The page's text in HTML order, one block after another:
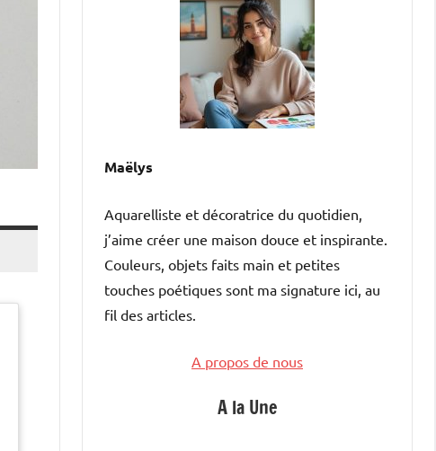
Maëlys
Aquarelliste et décoratrice du quotidien,
j’aime créer une maison douce et inspirante.
Couleurs, objets faits main et petites
touches poétiques sont ma signature ici, au
fil des articles.
A propos de nous
A la Une